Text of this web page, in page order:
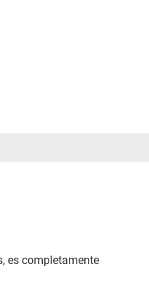
es completamente